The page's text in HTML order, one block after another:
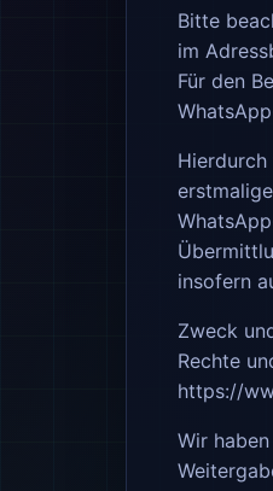
Bitte
im
Für den
insofern
Zweck
Rechte
https://
Wir